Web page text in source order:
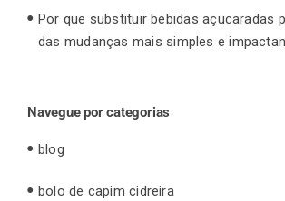
Por que substituir bebidas açucaradas
das mudanças mais simples e
Navegue por categorias
blog
bolo de capim cidreira